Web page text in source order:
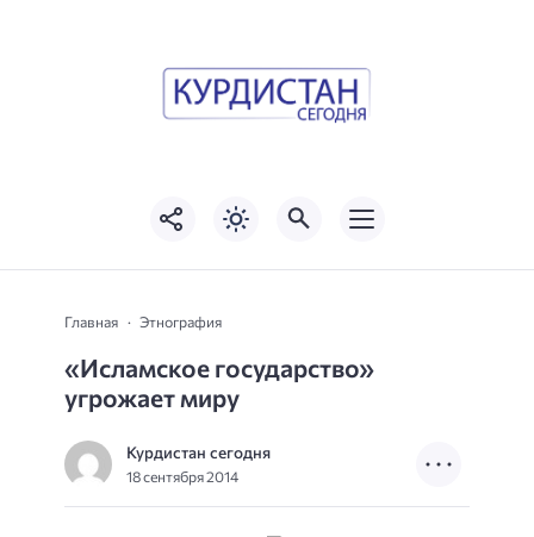
Главная Этнография
«Исламское государство»
угрожает миру
Курдистан сегодня
18 сентября 2014